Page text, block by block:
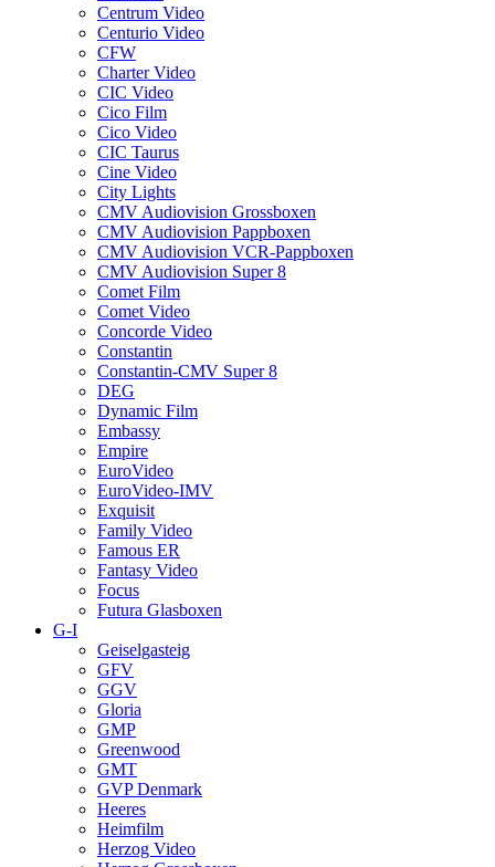
Centrum Video
Centurio Video
CFW
Charter Video
CIC Video
Cico Film
Cico Video
CIC Taurus
Cine Video
City Lights
CMV Audiovision Grossboxen
CMV Audiovision Pappboxen
CMV Audiovision VCR-Pappboxen
CMV Audiovision Super 8
Comet Film
Comet Video
Concorde Video
Constantin
Constantin-CMV Super 8
DEG
Dynamic Film
Embassy
Empire
EuroVideo
EuroVideo-IMV
Exquisit
Family Video
Famous ER
Fantasy Video
Focus
Futura Glasboxen
G-I
Geiselgasteig
GFV
GGV
Gloria
GMP
Greenwood
GMT
GVP Denmark
Heeres
Heimfilm
Herzog Video